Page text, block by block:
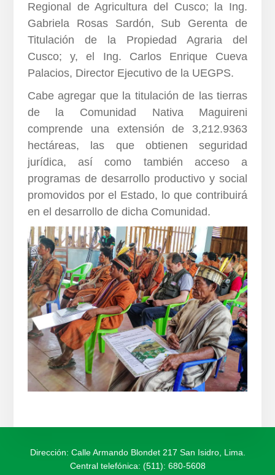
Regional de Agricultura del Cusco; la Ing.
Gabriela Rosas Sardón, Sub Gerenta de
Titulación de la Propiedad Agraria del
Cusco; y, el Ing. Carlos Enrique Cueva
Palacios, Director Ejecutivo de la UEGPS.
Cabe agregar que la titulación de las tierras
de la Comunidad Nativa Maguireni
comprende una extensión de 3,212.9363
hectáreas, las que obtienen seguridad
jurídica, así como también acceso a
programas de desarrollo productivo y social
promovidos por el Estado, lo que contribuirá
en el desarrollo de dicha Comunidad.
Dirección: Calle Armando Blondet 217 San Isidro, Lima.
Central telefónica: (511): 680-5608